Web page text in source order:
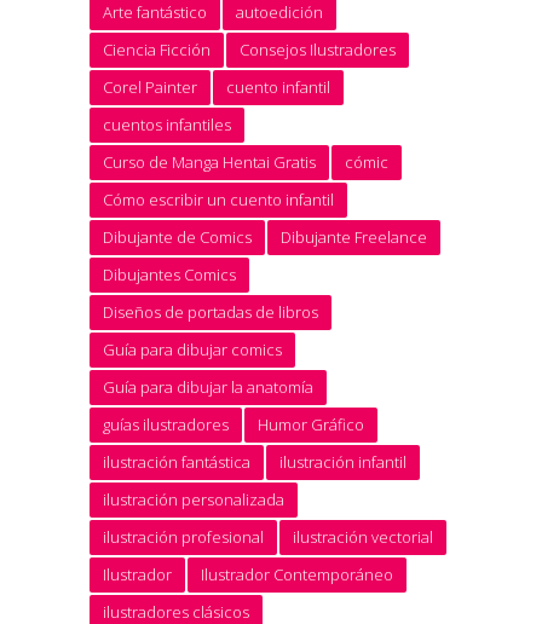
Arte fantástico
autoedición
Ciencia Ficción
Consejos Ilustradores
Corel Painter
cuento infantil
cuentos infantiles
Curso de Manga Hentai Gratis
cómic
Cómo escribir un cuento infantil
Dibujante de Comics
Dibujante Freelance
Dibujantes Comics
Diseños de portadas de libros
Guía para dibujar comics
Guía para dibujar la anatomía
guías ilustradores
Humor Gráfico
ilustración fantástica
ilustración infantil
ilustración personalizada
ilustración profesional
ilustración vectorial
Ilustrador
Ilustrador Contemporáneo
ilustradores clásicos